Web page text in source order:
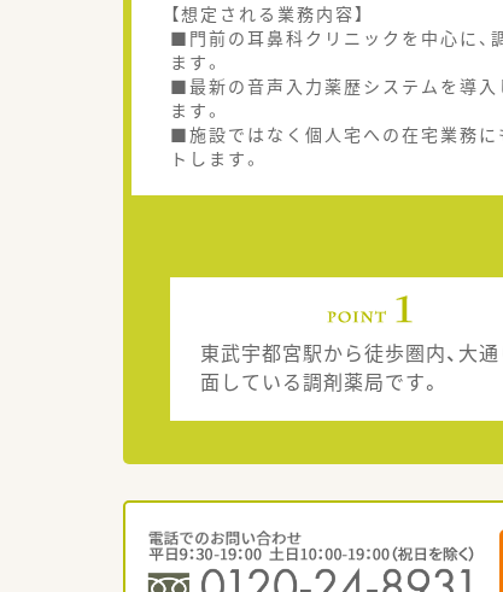
【想定される業務内容】
■門前の耳鼻科クリニックを中心に、
ます。
■最新の音声入力薬歴システムを導入
ます。
■施設ではなく個人宅への在宅業務に
トします。
東武宇都宮駅から徒歩圏内、大
面している調剤薬局です。